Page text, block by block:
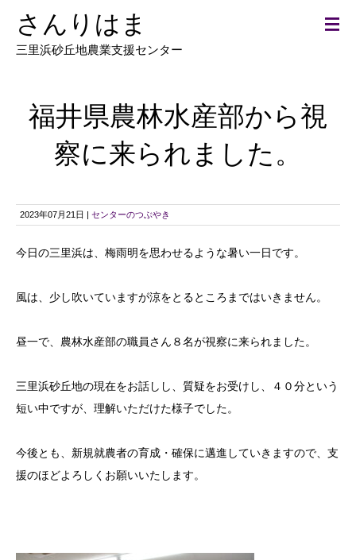
さんりはま
三里浜砂丘地農業支援センター
福井県農林水産部から視
察に来られました。
2023年07月21日 | センターのつぶやき
今日の三里浜は、梅雨明を思わせるような暑い一日です。
風は、少し吹いていますが涼をとるところまではいきません。
昼一で、農林水産部の職員さん８名が視察に来られました。
三里浜砂丘地の現在をお話しし、質疑をお受けし、４０分という
短い中ですが、理解いただけた様子でした。
今後とも、新規就農者の育成・確保に邁進していきますので、支
援のほどよろしくお願いいたします。